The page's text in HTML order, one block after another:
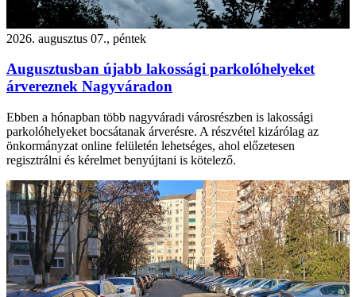
2026. augusztus 07., péntek
Augusztusban újabb lakossági parkolóhelyeket
árvereznek Nagyváradon
Ebben a hónapban több nagyváradi városrészben is lakossági
parkolóhelyeket bocsátanak árverésre. A részvétel kizárólag az
önkormányzat online felületén lehetséges, ahol előzetesen
regisztrálni és kérelmet benyújtani is kötelező.